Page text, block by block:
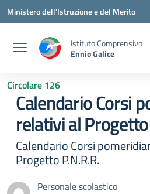
Vai ai contenuti
Vai al menu di navigazione
Vai al footer
Ministero dell'Istruzione e del Merito
Istituto Comprensivo
Ennio Galice
Circolare 126
Calendario Corsi
relativi al
Calendario Corsi
Progetto P.N.R.R.
Personale scolastico